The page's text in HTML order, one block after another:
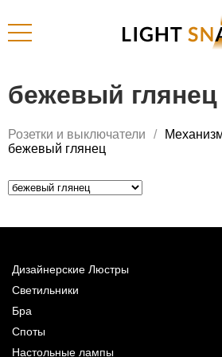
бежевый глянец
Розетки и выключатели
бежевый глянец
Дизайнерские Люстры
Светильники
Бра
Споты
Настольные лампы